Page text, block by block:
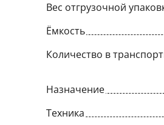
Вес отгрузочной
Ёмкость
Количество в
Назначение
Техника